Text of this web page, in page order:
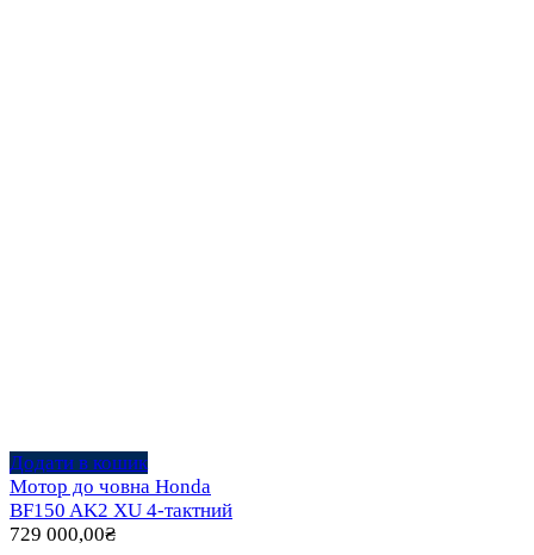
Додати в кошик
Мотор до човна Honda
BF150 AK2 XU 4-тактний
729 000,00₴